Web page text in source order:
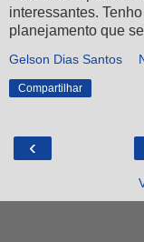
interessantes.
planejamento que
Gelson Dias Santos
Compartilhar
‹